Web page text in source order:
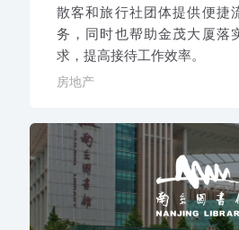
散客和旅行社团体提供便捷
务，同时也帮助金茂大厦落
求，提高接待工作效率。
房地产